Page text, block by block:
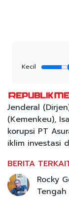
Kecil
Jenderal
(Kemenkeu),
korupsi PT
iklim investasi
BERITA
Rocky